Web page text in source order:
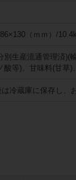
（ｍｍ）/
別生産流通管理済)(
酸等)、甘味料(甘草)
冷蔵庫に保存し、